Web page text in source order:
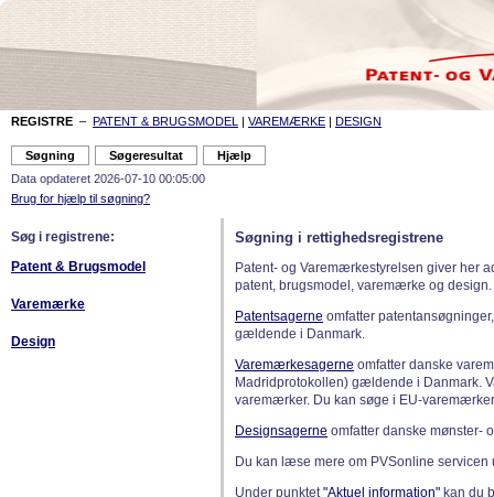
REGISTRE – PATENT & BRUGSMODEL | VAREMÆRKE | DESIGN
Data opdateret 2026-07-10 00:05:00
Brug for hjælp til søgning?
Søg i registrene:
Patent & Brugsmodel
Varemærke
Design
Søgning i rettighedsregistrene
Patent- og Varemærkestyrelsen giver her
patent, brugsmodel, varemærke og design.
Patentsagerne omfatter
gældende i Danmark.
Varemærkesagerne omfatter danske
Madridprotokollen) gældende i Danmark.
varemærker. Du kan søge i EU-
Designsagerne omfatter danske mønster-
Du kan læse mere om PVSonline
Under punktet"Aktuel information" kan du